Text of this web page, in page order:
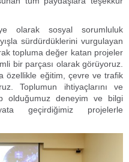
olarak sosyal sorumluluk
sürdürdüklerini vurgulayan
topluma değer katan projeler
bir parçası olarak görüyoruz.
özellikle eğitim, çevre ve trafik
Toplumun ihtiyaçlarını ve
olduğumuz deneyim ve bilgi
geçirdiğimiz projelerle